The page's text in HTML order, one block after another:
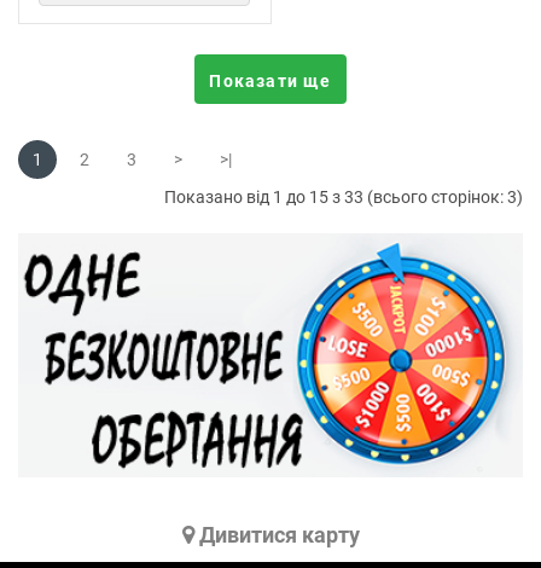
Показати ще
1 2 3 >
>|
Показано від 1 до 15 з 33 (всього сторінок: 3)
Дивитися карту